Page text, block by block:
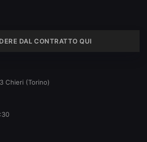
DAL CONTRATTO QUI
Chieri (Torino)